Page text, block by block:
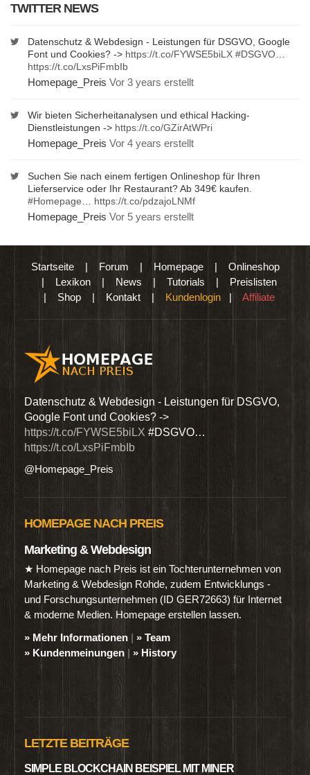
TWITTER NEWS
Datenschutz & Webdesign - Leistungen für DSGVO, Google
Font und Cookies? -> https://t.co/FYWSE5biLX #DSGVO
https://t.co/LxsPiFmbIb
Homepage_Preis Vor 3 years erstellt
Wir bieten Sicherheitanalysen und ethical Hacking-
Dienstleistungen -> https://t.co/GZirAtWPri
Homepage_Preis Vor 4 years erstellt
Suchen Sie nach einem fertigen Onlineshop für Ihren
Lieferservice oder Ihr Restaurant? Ab 349€ kaufen.
#Homepage
https://t.co/pdzajoLNMf
Homepage_Preis Vor 5 years erstellt
Startseite| Forum | Homepage| Onlineshop
| Lexikon |News | Tutorials | Preislisten
| Shop | Kontakt | Kundenlogin | Affiliate
Datenschutz & Webdesign - Leistungen für DSGVO,
Google Font und Cookies? ->
https://t.co/FYWSE5biLX #DSGVO…
https://t.co/LxsPiFmbIb
@Homepage_Preis
HOMEPAGE NACH PREIS
Marketing & Webdesign
★ Homepage nach Preis ist ein Tochterunternehmen von
Marketing & Webdesign Rohde, zudem Entwicklungs -
und Forschungsunternehmen (ID GER72663) für Internet
& moderne Medien. Homepage erstellen lassen.
» Mehr Informationen | » Team
» Kundenmeinungen | » History
LETZTE BEITRÄGE
SIMPLE BLOCKCHAIN BEISPIEL MIT MINER